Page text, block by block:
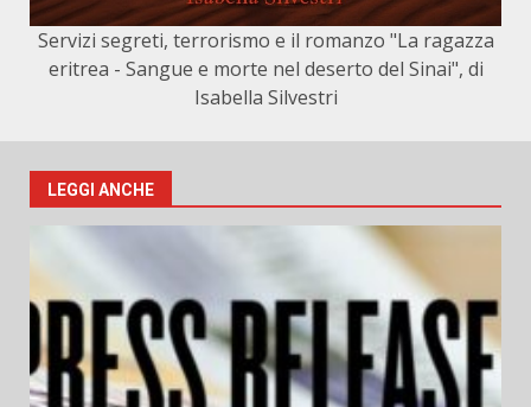
Servizi segreti, terrorismo e il romanzo "La ragazza
eritrea - Sangue e morte nel deserto del Sinai", di
Isabella Silvestri
LEGGI ANCHE